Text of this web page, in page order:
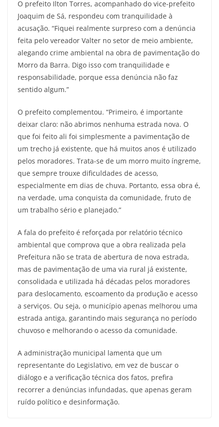
O prefeito Ilton Torres, acompanhado do vice-prefeito
Joaquim de Sá, respondeu com tranquilidade à
acusação. “Fiquei realmente surpreso com a denúncia
feita pelo vereador Valter no setor de meio ambiente,
alegando crime ambiental na obra de pavimentação do
Morro da Barra. Digo isso com tranquilidade e
responsabilidade, porque essa denúncia não faz
sentido algum.”
O prefeito complementou. “Primeiro, é importante
deixar claro: não abrimos nenhuma estrada nova. O
que foi feito ali foi simplesmente a pavimentação de
um trecho já existente, que há muitos anos é utilizado
pelos moradores. Trata-se de um morro muito íngreme,
que sempre trouxe dificuldades de acesso,
especialmente em dias de chuva. Portanto, essa obra é,
na verdade, uma conquista da comunidade, fruto de
um trabalho sério e planejado.”
A fala do prefeito é reforçada por relatório técnico
ambiental que comprova que a obra realizada pela
Prefeitura não se trata de abertura de nova estrada,
mas de pavimentação de uma via rural já existente,
consolidada e utilizada há décadas pelos moradores
para deslocamento, escoamento da produção e acesso
a serviços. Ou seja, o município apenas melhorou uma
estrada antiga, garantindo mais segurança no período
chuvoso e melhorando o acesso da comunidade.
A administração municipal lamenta que um
representante do Legislativo, em vez de buscar o
diálogo e a verificação técnica dos fatos, prefira
recorrer a denúncias infundadas, que apenas geram
ruído político e desinformação.